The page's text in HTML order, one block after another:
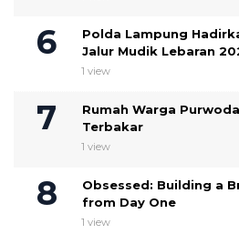
Polda Lampung
Jalur Mudik Lebaran
1 view
Rumah Warga
Terbakar
1 view
Obsessed: Building a
from Day One
1 view